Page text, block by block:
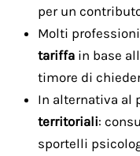
per un
Molti
tariffa in base
timore di
In alternativa al
territoriali:
sportelli